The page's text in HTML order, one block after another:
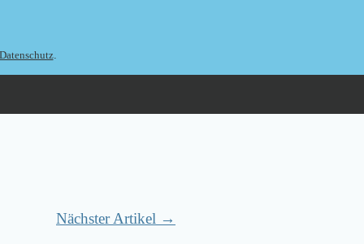
Datenschutz.
Nächster Artikel →